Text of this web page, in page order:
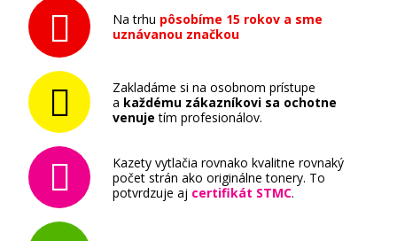
Na trhu pôsobíme 15 rokov a sme
uznávanou značkou
Zakladáme si na osobnom prístupe
a každému zákazníkovi sa ochotne
venuje tím profesionálov.
Kazety vytlačia rovnako kvalitne rovnaký
počet strán ako originálne tonery. To
potvrdzuje aj certifikát STMC.